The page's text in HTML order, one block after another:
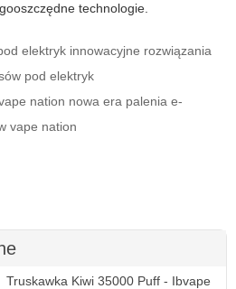
technologie.
elektryk innowacyjne rozwiązania
pod elektryk
nation nowa era palenia e-
vape nation
Truskawka Kiwi 35000 Puff - Ibvape